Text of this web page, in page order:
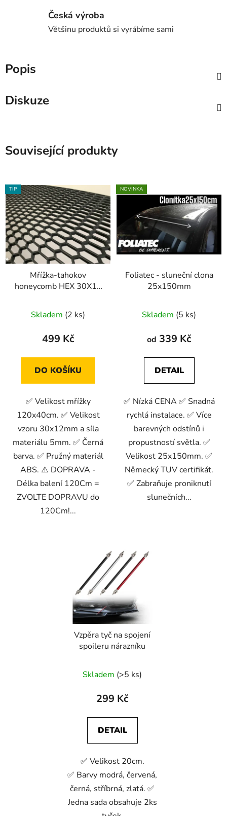
Česká výroba
Většinu produktů si vyrábíme sami
Popis
Diskuze
Související produkty
TIP
Mřížka-tahokov
honeycomb HEX 30X12
Skladem (2 ks)
499 Kč
DO KOŠÍKU
✅ Velikost mřížky
120x40cm. ✅ Velikost
vzoru 30x12mm a síla
materiálu 5mm. ✅ Černá
barva. ✅ Pružný materiál
ABS. ⚠️ DOPRAVA -
Délka balení 120Cm =
ZVOLTE DOPRAVU do
120Cm!...
NOVINKA
Foliatec - sluneční clona
25x150mm
Skladem (5 ks)
od 339 Kč
DETAIL
✅ Nízká CENA ✅ Snadná
rychlá instalace. ✅ Více
barevných odstínů i
propustností světla. ✅
Velikost 25x150mm. ✅
Německý TUV certifikát.
✅ Zabraňuje proniknutí
slunečních...
Vzpěra tyč na spojení
spoileru nárazníku
Skladem (>5 ks)
299 Kč
DETAIL
✅ Velikost 20cm.
✅ Barvy modrá, červená,
černá, stříbrná, zlatá. ✅
Jedna sada obsahuje 2ks